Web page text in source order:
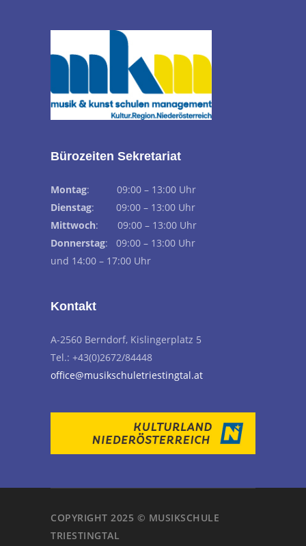
Bürozeiten Sekretariat
Montag: 09:00 – 13:00 Uhr
Dienstag: 09:00 – 13:00 Uhr
Mittwoch: 09:00 – 13:00 Uhr
Donnerstag: 09:00 – 13:00 Uhr
und 14:00 – 17:00 Uhr
Kontakt
A-2560 Berndorf, Kislingerplatz 5
Tel.: +43(0)2672/84448
office@musikschuletriestingtal.at
COPYRIGHT 2025 © MUSIKSCHULE
TRIESTINGTAL